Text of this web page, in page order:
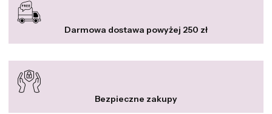
Darmowa dostawa powyżej 250 zł
Bezpieczne zakupy